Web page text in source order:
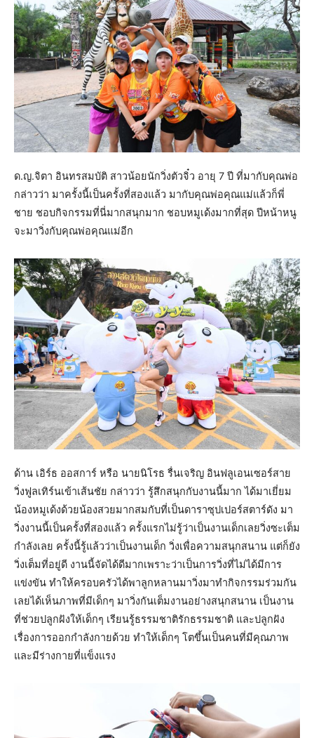
ด.ญ.จิตา อินทรสมบัติ สาวน้อยนักวิ่งตัวจิ๋ว อายุ 7 ปี ที่มากับคุณพ่อ
กล่าวว่า มาครั้งนี้เป็นครั้งที่สองแล้ว มากับคุณพ่อคุณแม่แล้วก็พี่
ชาย ชอบกิจกรรมที่นี่มากสนุกมาก ชอบหมูเด้งมากที่สุด ปีหน้าหนู
จะมาวิ่งกับคุณพ่อคุณแม่อีก
ด้าน เอิร์ธ ออสการ์ หรือ นายนิโรธ รื่นเจริญ อินฟลูเอนเซอร์สาย
วิ่งฟูลเทิร์นเข้าเส้นชัย กล่าวว่า รู้สึกสนุกกับงานนี้มาก ได้มาเยี่ยม
น้องหมูเด้งด้วยน้องสวยมากสมกับที่เป็นดาราซุปเปอร์สตาร์ดัง มา
วิ่งงานนี้เป็นครั้งที่สองแล้ว ครั้งแรกไม่รู้ว่าเป็นงานเด็กเลยวิ่งซะเต็ม
กำลังเลย ครั้งนี้รู้แล้วว่าเป็นงานเด็ก วิ่งเพื่อความสนุกสนาน แต่ก็ยัง
วิ่งเต็มที่อยู่ดี งานนี้จัดได้ดีมากเพราะว่าเป็นการวิ่งที่ไม่ได้มีการ
แข่งขัน ทำให้ครอบครัวได้พาลูกหลานมาวิ่งมาทำกิจกรรมร่วมกัน
เลยได้เห็นภาพที่มีเด็กๆ มาวิ่งกันเต็มงานอย่างสนุกสนาน เป็นงาน
ที่ช่วยปลูกฝังให้เด็กๆ เรียนรู้ธรรมชาติรักธรรมชาติ และปลูกฝัง
เรื่องการออกกำลังกายด้วย ทำให้เด็กๆ โตขึ้นเป็นคนที่มีคุณภาพ
และมีร่างกายที่แข็งแรง